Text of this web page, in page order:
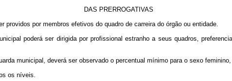
DAS PRERROGATIVAS
por membros efetivos do quadro de carreira do órgão ou entidade.
poderá ser dirigida por profissional estranho a seus quadros,
municipal, deverá ser observado o percentual mínimo para o sexo
os níveis.